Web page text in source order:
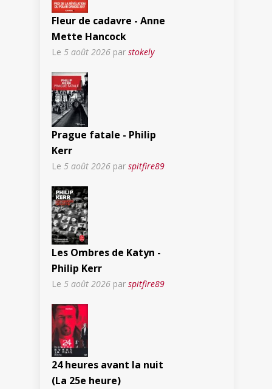
Fleur de cadavre - Anne
Mette Hancock
Le 5 août 2026 par stokely
Prague fatale - Philip
Kerr
Le 5 août 2026 par spitfire89
Les Ombres de Katyn -
Philip Kerr
Le 5 août 2026 par spitfire89
24 heures avant la nuit
(La 25e heure)